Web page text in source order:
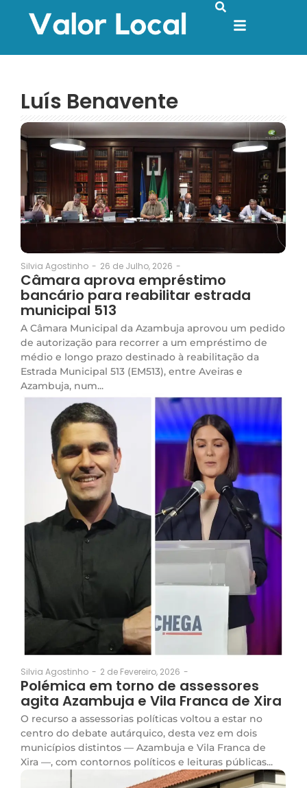
Luís Benavente
Silvia Agostinho - 26 de Julho, 2026 -
Câmara aprova empréstimo
bancário para reabilitar estrada
municipal 513
A Câmara Municipal da Azambuja aprovou um pedido
de autorização para recorrer a um empréstimo de
médio e longo prazo destinado à reabilitação da
Estrada Municipal 513 (EM513), entre Aveiras e
Azambuja, num...
Silvia Agostinho - 2 de Fevereiro, 2026 -
Polémica em torno de assessores
agita Azambuja e Vila Franca de Xira
O recurso a assessorias políticas voltou a estar no
centro do debate autárquico, desta vez em dois
municípios distintos — Azambuja e Vila Franca de
Xira —, com contornos políticos e leituras públicas...